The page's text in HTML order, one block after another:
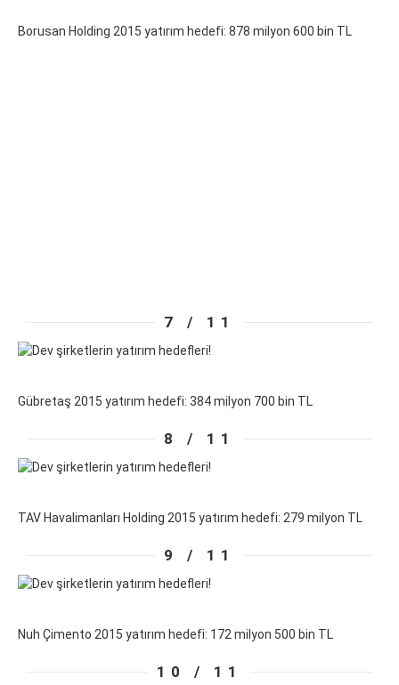
Borusan Holding 2015 yatırım hedefi: 878 milyon 600 bin TL
7 / 11
Gübretaş 2015 yatırım hedefi: 384 milyon 700 bin TL
8 / 11
TAV Havalimanları Holding 2015 yatırım hedefi: 279 milyon TL
9 / 11
Nuh Çimento 2015 yatırım hedefi: 172 milyon 500 bin TL
10 / 11